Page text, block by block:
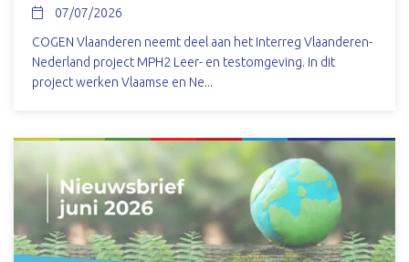
07/07/2026
COGEN Vlaanderen neemt deel aan het Interreg Vlaanderen-
Nederland project MPH2 Leer- en testomgeving. In dit
project werken Vlaamse en Ne...